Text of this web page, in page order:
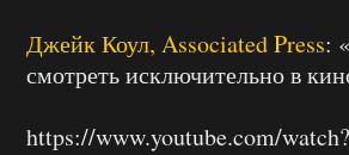
Джейк Коул, Associated Press:
смотреть исключительно в
https://www.youtube.com/